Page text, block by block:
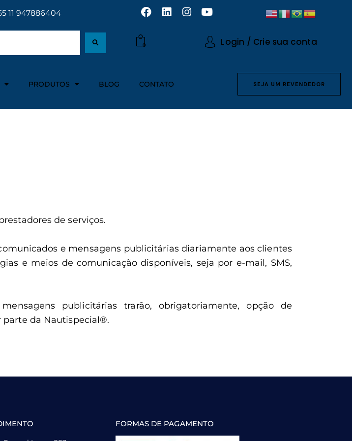
11 947886404
0 Login / Crie sua conta
PRODUTOS BLOG CONTATO SEJA UM REVENDEDOR
de serviços.
e mensagens publicitárias diariamente aos clientes
e meios de comunicação disponíveis, seja por e-mail, SMS,
publicitárias trarão, obrigatoriamente, opção de
da Nautispecial®.
FORMAS DE PAGAMENTO